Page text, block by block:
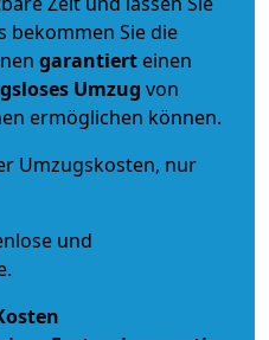
bekommen Sie die
garantiert einen
Umzug von
ermöglichen können.
Umzugskosten, nur
und